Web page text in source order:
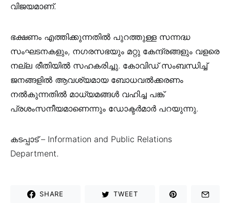
വിജയമാണ്.
ഭക്ഷണം എത്തിക്കുന്നതില്‍ പുറത്തുള്ള സന്നദ്ധ
സംഘടനകളും, നഗരസഭയും മറ്റു കേന്ദ്രങ്ങളും വളരെ
നല്ല രീതിയില്‍ സഹകരിച്ചു. കോവിഡ് സംബന്ധിച്ച്
ജനങ്ങളില്‍ ആവശ്യമായ ബോധവല്‍ക്കരണം
നല്‍കുന്നതില്‍ മാധ്യമങ്ങള്‍ വഹിച്ച പങ്ക്
പ്രശംസനീയമാണെന്നും ഡോക്ടര്‍മാര്‍ പറയുന്നു.
കടപ്പാട് – Information and Public Relations
Department.
SHARE TWEET